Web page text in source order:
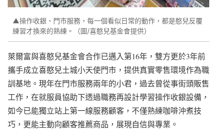
▲操作收銀、門市服務，每一個看似日常的動作，都是憨兒反覆
練習才換來的熟練。（圖/喜憨兒基金會提供）
萊爾富與喜憨兒基金會合作已邁入第16年，雙方更於3年前
攜手成立喜憨兒土城小天使門市，提供真實零售環境作為職
訓基地。現年在門市服務兩年的小君，過去曾從事街頭販售
工作，在就服員協助下透過職務再設計學習操作收銀設備，
如今已能獨立站上第一線服務顧客，不僅熟練咖啡沖煮技
巧，更能主動向顧客推薦商品，展現自信與專業。